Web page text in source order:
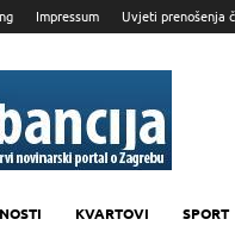
Impressum Uvjeti prenošenja
Zagrebancija
KVARTOVI SPORT